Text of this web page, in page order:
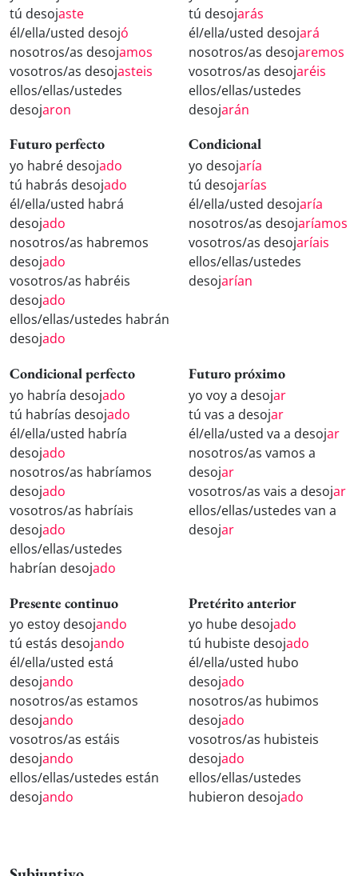
tú desojaste
él/ella/usted desojó
nosotros/as desojamos
vosotros/as desojasteis
ellos/ellas/ustedes
desojaron
tú desojarás
él/ella/usted desojará
nosotros/as desojaremos
vosotros/as desojaréis
ellos/ellas/ustedes
desojarán
Futuro perfecto
yo habré desojado
tú habrás desojado
él/ella/usted habrá
desojado
nosotros/as habremos
desojado
vosotros/as habréis
desojado
ellos/ellas/ustedes habrán
desojado
Condicional
yo desojaría
tú desojarías
él/ella/usted desojaría
nosotros/as desojaríamos
vosotros/as desojaríais
ellos/ellas/ustedes
desojarían
Condicional perfecto
yo habría desojado
tú habrías desojado
él/ella/usted habría
desojado
nosotros/as habríamos
desojado
vosotros/as habríais
desojado
ellos/ellas/ustedes
habrían desojado
Futuro próximo
yo voy a desojar
tú vas a desojar
él/ella/usted va a desojar
nosotros/as vamos a
desojar
vosotros/as vais a desojar
ellos/ellas/ustedes van a
desojar
Presente continuo
yo estoy desojando
tú estás desojando
él/ella/usted está
desojando
nosotros/as estamos
desojando
vosotros/as estáis
desojando
ellos/ellas/ustedes están
desojando
Pretérito anterior
yo hube desojado
tú hubiste desojado
él/ella/usted hubo
desojado
nosotros/as hubimos
desojado
vosotros/as hubisteis
desojado
ellos/ellas/ustedes
hubieron desojado